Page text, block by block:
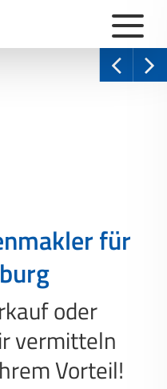
für
oder
vermitteln
Vorteil!